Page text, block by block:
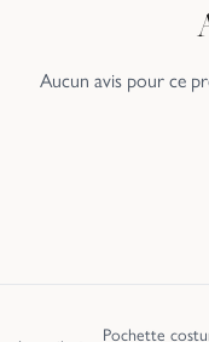
Aucun avis pour ce
Pochette